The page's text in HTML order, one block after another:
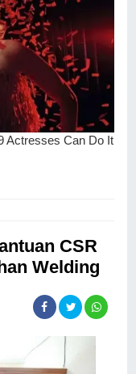
CSR
Welding